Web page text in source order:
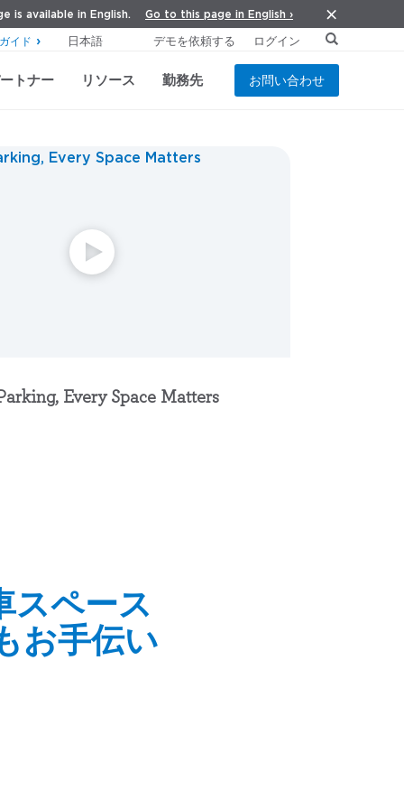
is available in English. Go to this page in English ›
トナー リソース 勤務先 お問い合わせ
イド デモを依頼する ログイン
Every Space Matters
スペース
お手伝い